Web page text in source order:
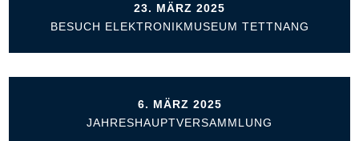
23. MÄRZ 2025
BESUCH ELEKTRONIKMUSEUM TETTNANG
6. MÄRZ 2025
JAHRESHAUPTVERSAMMLUNG